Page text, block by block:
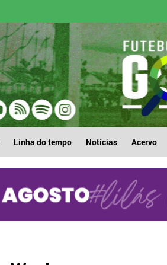
Linha do tempo Notícias Acervo